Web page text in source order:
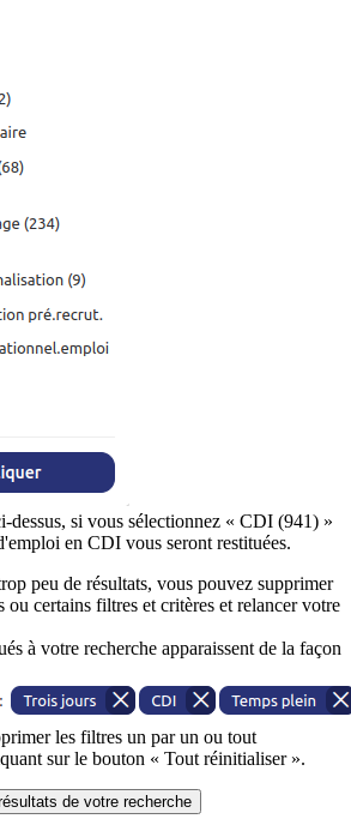
dessus, si vous sélectionnez « CDI (941) »
en CDI vous seront restituées.
peu de résultats, vous pouvez supprimer
ou certains filtres et critères et relancer votre
à votre recherche apparaissent de la façon
les filtres un par un ou tout
sur le bouton « Tout réinitialiser ».
de votre recherche